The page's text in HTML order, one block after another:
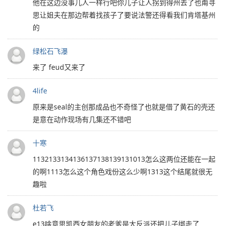
他在这边没事儿人一样行吧你儿子让人拐到得州去了也甭寻
思让姐夫在那边帮着找孩子了要说法警还得看我们肯塔基州
的
绿松石飞瀑
来了 feud又来了
4life
原来是seal的主创那成品也不奇怪了也就是借了黄石的壳还
是意在动作现场有几集还不错吧
十寒
1132133134136137138139131013怎么这两位还能在一起
的啊1113怎么这个角色戏份这么少啊1313这个结尾就很无
趣啦
杜若飞
e13啥意思凯西女朋友的老爹是大反派还把儿子绑走了